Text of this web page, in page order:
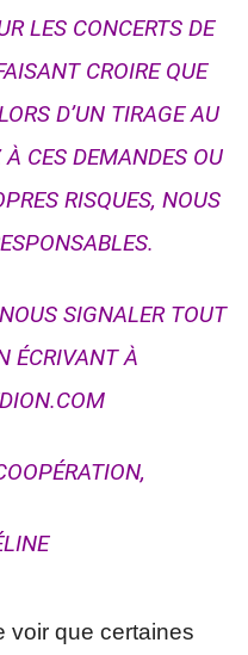
LES CONCERTS DE
CROIRE QUE
D’UN TIRAGE AU
CES DEMANDES OU
RISQUES, NOUS
SIGNALER TOUT
ÉCRIVANT À
voir que certaines